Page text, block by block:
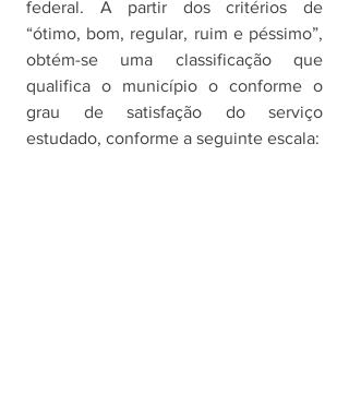
federal. A partir dos critérios de
“ótimo, bom, regular, ruim e péssimo”,
obtém-se uma classificação que
qualifica o município o conforme o
grau de satisfação do serviço
estudado, conforme a seguinte escala: